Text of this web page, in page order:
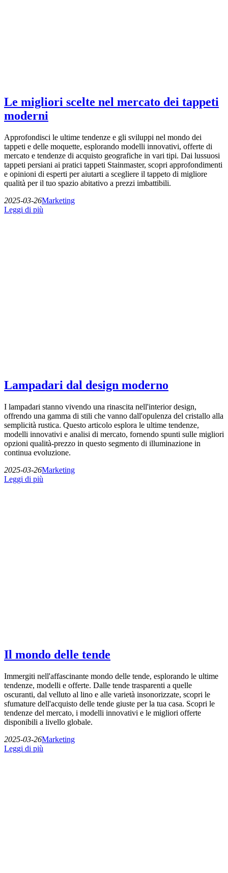
Le migliori scelte nel mercato dei tappeti
moderni
Approfondisci le ultime tendenze e gli sviluppi nel mondo dei
tappeti e delle moquette, esplorando modelli innovativi, offerte di
mercato e tendenze di acquisto geografiche in vari tipi. Dai lussuosi
tappeti persiani ai pratici tappeti Stainmaster, scopri approfondimenti
e opinioni di esperti per aiutarti a scegliere il tappeto di migliore
qualità per il tuo spazio abitativo a prezzi imbattibili.
2025-03-26Marketing
Leggi di più
Lampadari dal design moderno
I lampadari stanno vivendo una rinascita nell'interior design,
offrendo una gamma di stili che vanno dall'opulenza del cristallo alla
semplicità rustica. Questo articolo esplora le ultime tendenze,
modelli innovativi e analisi di mercato, fornendo spunti sulle migliori
opzioni qualità-prezzo in questo segmento di illuminazione in
continua evoluzione.
2025-03-26Marketing
Leggi di più
Il mondo delle tende
Immergiti nell'affascinante mondo delle tende, esplorando le ultime
tendenze, modelli e offerte. Dalle tende trasparenti a quelle
oscuranti, dal velluto al lino e alle varietà insonorizzate, scopri le
sfumature dell'acquisto delle tende giuste per la tua casa. Scopri le
tendenze del mercato, i modelli innovativi e le migliori offerte
disponibili a livello globale.
2025-03-26Marketing
Leggi di più